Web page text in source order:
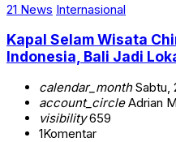
21 News Internasional
Kapal Selam Wisata
Indonesia, Bali Jadi
calendar_monthSabtu,
account_circleAdrian
visibility659
1Komentar